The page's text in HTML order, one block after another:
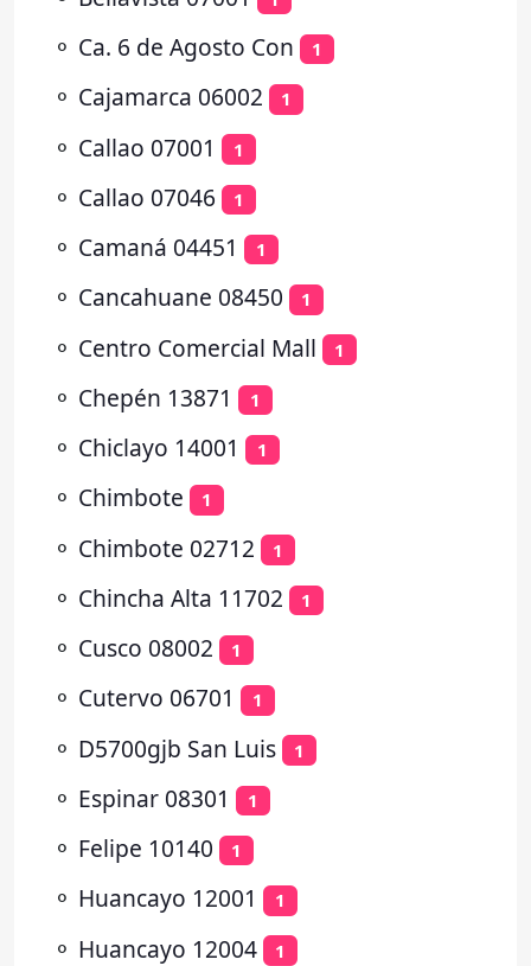
⚬ Ca. 6 de Agosto Con 1
⚬ Cajamarca 06002 1
⚬ Callao 07001 1
⚬ Callao 07046 1
⚬ Camaná 04451 1
⚬ Cancahuane 08450 1
⚬ Centro Comercial Mall 1
⚬ Chepén 13871 1
⚬ Chiclayo 14001 1
⚬ Chimbote 1
⚬ Chimbote 02712 1
⚬ Chincha Alta 11702 1
⚬ Cusco 08002 1
⚬ Cutervo 06701 1
⚬ D5700gjb San Luis 1
⚬ Espinar 08301 1
⚬ Felipe 10140 1
⚬ Huancayo 12001 1
⚬ Huancayo 12004 1